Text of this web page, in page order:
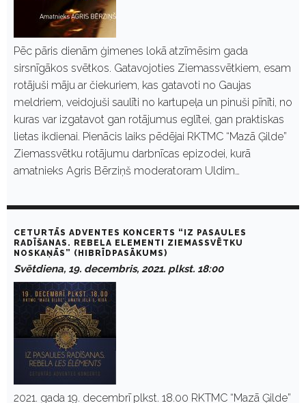
Pēc pāris dienām ģimenes lokā atzīmēsim gada
sirsnīgākos svētkos. Gatavojoties Ziemassvētkiem, esam
rotājuši māju ar čiekuriem, kas gatavoti no Gaujas
meldriem, veidojuši saulīti no kartupeļa un pinuši pīnīti, no
kuras var izgatavot gan rotājumus eglītei, gan praktiskas
lietas ikdienai. Pienācis laiks pēdējai RKTMC “Mazā Ģilde”
Ziemassvētku rotājumu darbnīcas epizodei, kurā
amatnieks Agris Bērziņš moderatoram Uldim…
CETURTĀS ADVENTES KONCERTS “IZ PASAULES
RADĪŠANAS. REBELA ELEMENTI ZIEMASSVĒTKU
NOSKAŅĀS” (HIBRĪDPASĀKUMS)
Svētdiena, 19. decembris, 2021. plkst. 18:00
2021. gada 19. decembrī plkst. 18.00 RKTMC “Mazā Ģilde”